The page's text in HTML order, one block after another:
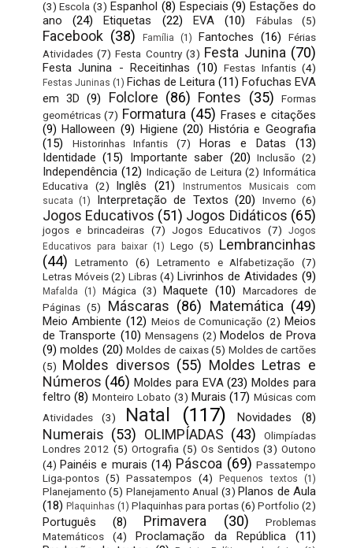
(3) Escola (3) Espanhol (8) Especiais (9) Estações do
ano
(24) Etiquetas (22) EVA (10) Fábulas (5)
Facebook (38) Família (1) Fantoches (16)
Férias
Atividades (7) Festa Country (3) Festa Junina (70)
Festa Junina - Receitinhas (10) Festas Infantis (4)
Festas Juninas (1) Fichas de Leitura (11) Fofuchas EVA
em 3D (9) Folclore (86) Fontes (35)
Formas
geométricas (7) Formatura (45) Frases e citações
(9) Halloween (9) Higiene (20) História e Geografia
(15)
Historinhas Infantis (7) Horas e Datas
(13)
Identidade (15) Importante saber (20) Inclusão (2)
Independência (12) Indicação de Leitura (2) Informática
Educativa
(2) Inglês (21)
Instrumentos Musicais com
sucata
(1) Interpretação de Textos (20) Inverno (6)
Jogos Educativos (51) Jogos Didáticos (65)
jogos e brincadeiras (7) Jogos Educativos (7)
Jogos
Educativos para baixar (1) Lego (5) Lembrancinhas
(44)
Letramento (6) Letramento e Alfabetização
(7)
Letras Móveis (2) Libras (4) Livrinhos de Atividades (9)
Mafalda (1) Mágica (3) Maquete (10)
Marcadores de
Páginas (5) Máscaras (86) Matemática (49)
Meio Ambiente (12) Meios de Comunicação (2) Meios
de Transporte (10) Mensagens (2) Modelos de Prova
(9) moldes (20) Moldes de caixas (5) Moldes de cartões
(5) Moldes diversos (55) Moldes Letras e
Números (46) Moldes para EVA (23) Moldes para
feltro (8) Monteiro Lobato (3) Murais (17) Músicas com
Atividades
(3) Natal (117) Novidades (8)
Numerais (53) OLIMPÍADAS (43)
Olimpíadas
Londres 2012 (5) Ortografia (5) Os Sentidos (3) Outono
(4) Painéis e murais (14) Páscoa (69) Passatempo
Liga-pontos (5) Passatempos (4) Pequenos textos (1)
Planejamento (5) Planejamento Anual (3) Planos de Aula
(18) Plaquinhas (1) Plaquinhas para portas(6) Portfolio (2)
Português (8) Primavera (30)
Problemas
Matemáticos
(4) Proclamação da República
(11)